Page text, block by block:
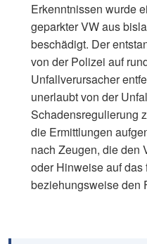
Erkenntnissen wurde
geparkter VW aus
beschädigt. Der
von der Polizei auf
Unfallverursacher
unerlaubt von der
Schadensregulierung
die Ermittlungen
nach Zeugen, die den
oder Hinweise auf das
beziehungsweise den